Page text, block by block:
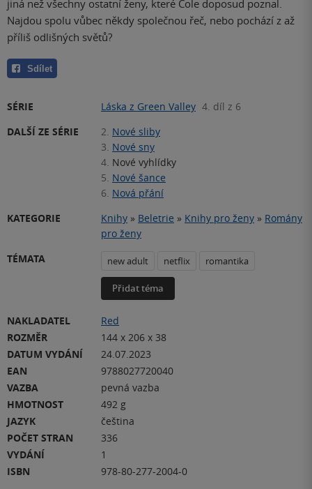
jiná než všechny ostatní ženy, které Cole doposud poznal.
Najdou spolu vůbec někdy společnou řeč, nebo pochází z až
příliš odlišných světů?
Sdílet
SÉRIE Láska z Green Valley 4. díl z 6
DALŠÍ ZE SÉRIE
2. Nové sliby
3. Nové sny
4. Nové vyhlídky
5. Nové šance
6. Nová přání
KATEGORIE
Knihy » Beletrie » Knihy pro ženy » Romány
pro ženy
TÉMATA
new adult netflix romantika
Přidat téma
NAKLADATEL
Red
ROZMĚR
144 x 206 x 38
DATUM VYDÁNÍ
24.07.2023
EAN
9788027720040
VAZBA
pevná vazba
HMOTNOST
492 g
JAZYK
čeština
POČET STRAN
336
VYDÁNÍ
1
ISBN
978-80-277-2004-0